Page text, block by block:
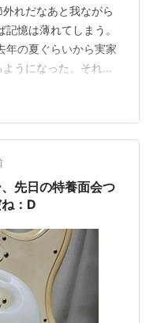
外れだなあと我ながら
憶は薄れてしまう。
年の夏ぐらいから実家
うになった。それま
。母は私の弟一家と
家、一階は母が一人
生活している。母は
たので、弟が同居を
う条件で受け入れ
料理をして私が訪ね…
先日の特養面会つ
：D